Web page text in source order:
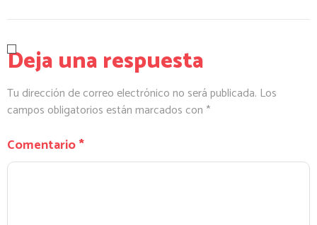
Deja una respuesta
Tu dirección de correo electrónico no será publicada. Los
campos obligatorios están marcados con *
Comentario*